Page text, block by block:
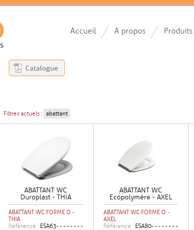
Accueil A propos Produits
Filtres actuels : abattant
ABATTANT WC
Duroplast - THIA
ABATTANT WC FORME O -
THIA
Référence : ESA63- - - - - - - -
ABATTANT WC
Ecopolymère - AXEL
ABATTANT WC FORME O -
AXEL
Référence : ESA80- - - - - - - -